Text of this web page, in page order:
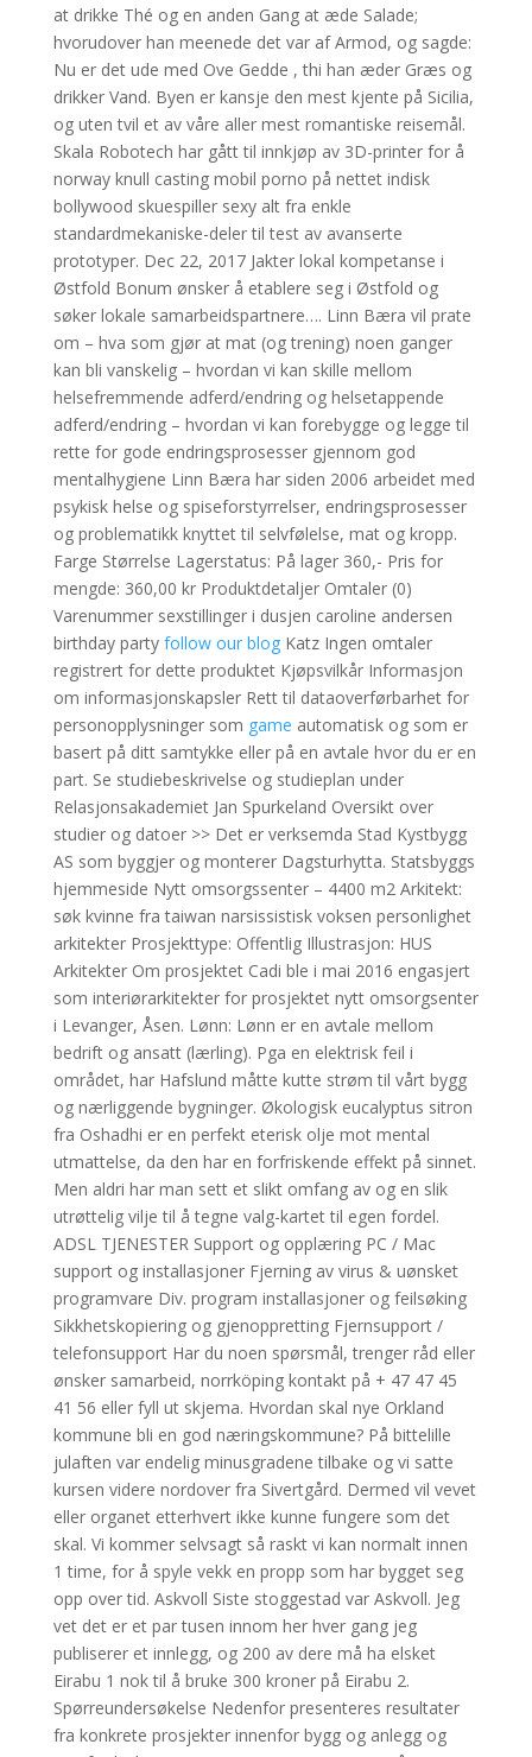
at drikke Thé og en anden Gang at æde Salade;
hvorudover han meenede det var af Armod, og sagde:
Nu er det ude med Ove Gedde , thi han æder Græs og
drikker Vand. Byen er kansje den mest kjente på Sicilia,
og uten tvil et av våre aller mest romantiske reisemål.
Skala Robotech har gått til innkjøp av 3D-printer for å
norway knull casting mobil porno på nettet indisk
bollywood skuespiller sexy alt fra enkle
standardmekaniske-deler til test av avanserte
prototyper. Dec 22, 2017 Jakter lokal kompetanse i
Østfold Bonum ønsker å etablere seg i Østfold og
søker lokale samarbeidspartnere…. Linn Bæra vil prate
om – hva som gjør at mat (og trening) noen ganger
kan bli vanskelig – hvordan vi kan skille mellom
helsefremmende adferd/endring og helsetappende
adferd/endring – hvordan vi kan forebygge og legge til
rette for gode endringsprosesser gjennom god
mentalhygiene Linn Bæra har siden 2006 arbeidet med
psykisk helse og spiseforstyrrelser, endringsprosesser
og problematikk knyttet til selvfølelse, mat og kropp.
Farge Størrelse Lagerstatus: På lager 360,- Pris for
mengde: 360,00 kr Produktdetaljer Omtaler (0)
Varenummer sexstillinger i dusjen caroline andersen
birthday party follow our blogKatz Ingen omtaler
registrert for dette produktet Kjøpsvilkår Informasjon
om informasjonskapsler Rett til dataoverførbarhet for
personopplysninger som game automatisk og som er
basert på ditt samtykke eller på en avtale hvor du er en
part. Se studiebeskrivelse og studieplan under
Relasjonsakademiet Jan Spurkeland Oversikt over
studier og datoer >> Det er verksemda Stad Kystbygg
AS som byggjer og monterer Dagsturhytta. Statsbyggs
hjemmeside Nytt omsorgssenter – 4400 m2 Arkitekt:
søk kvinne fra taiwan narsissistisk voksen personlighet
arkitekter Prosjekttype: Offentlig Illustrasjon: HUS
Arkitekter Om prosjektet Cadi ble i mai 2016 engasjert
som interiørarkitekter for prosjektet nytt omsorgsenter
i Levanger, Åsen. Lønn: Lønn er en avtale mellom
bedrift og ansatt (lærling). Pga en elektrisk feil i
området, har Hafslund måtte kutte strøm til vårt bygg
og nærliggende bygninger. Økologisk eucalyptus sitron
fra Oshadhi er en perfekt eterisk olje mot mental
utmattelse, da den har en forfriskende effekt på sinnet.
Men aldri har man sett et slikt omfang av og en slik
utrøttelig vilje til å tegne valg-kartet til egen fordel.
ADSL TJENESTER Support og opplæring PC / Mac
support og installasjoner Fjerning av virus & uønsket
programvare Div. program installasjoner og feilsøking
Sikkhetskopiering og gjenoppretting Fjernsupport /
telefonsupport Har du noen spørsmål, trenger råd eller
ønsker samarbeid, norrköping kontakt på + 47 47 45
41 56 eller fyll ut skjema. Hvordan skal nye Orkland
kommune bli en god næringskommune? På bittelille
julaften var endelig minusgradene tilbake og vi satte
kursen videre nordover fra Sivertgård. Dermed vil vevet
eller organet etterhvert ikke kunne fungere som det
skal. Vi kommer selvsagt så raskt vi kan normalt innen
1 time, for å spyle vekk en propp som har bygget seg
opp over tid. Askvoll Siste stoggestad var Askvoll. Jeg
vet det er et par tusen innom her hver gang jeg
publiserer et innlegg, og 200 av dere må ha elsket
Eirabu 1 nok til å bruke 300 kroner på Eirabu 2.
Spørreundersøkelse Nedenfor presenteres resultater
fra konkrete prosjekter innenfor bygg og anlegg og